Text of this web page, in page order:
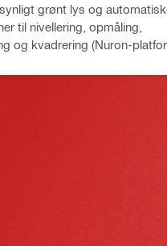
grønt lys og
til nivellering, opmåling,
og kvadrering (Nuron-